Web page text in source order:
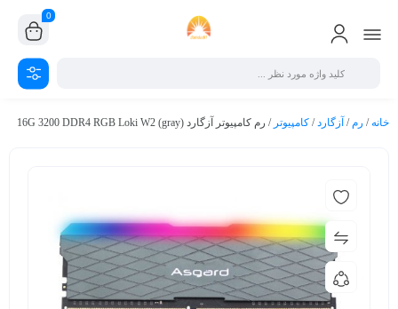
0
خانه/ رم / آزگارد/ کامپیوتر / رم کامپیوتر آزگارد (gray) 16G 3200 DDR4 RGB Loki W2